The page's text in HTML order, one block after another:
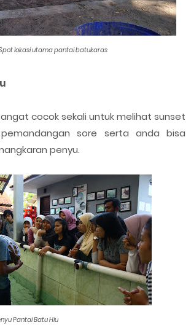
lokasi utama pantai batukaras
cocok sekali untuk melihat sunset
sore serta anda bisa
penyu.
Batu Hiu